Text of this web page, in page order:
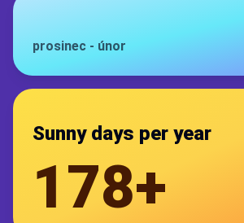
prosinec - únor
Sunny days per year
178+